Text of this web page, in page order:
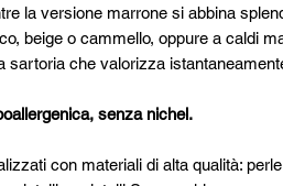
la versione marrone si abbina
beige o cammello, oppure a caldi
sartoria che valorizza
senza nichel.
con materiali di alta qualità: